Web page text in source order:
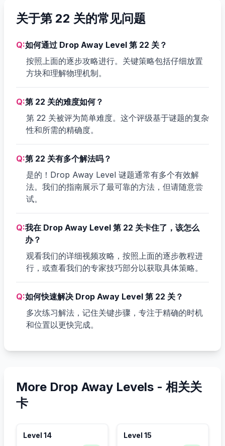
关于第 22 关的常见问题
Q:如何通过 Drop Away Level 第 22 关？
按照上面的逐步攻略进行。关键策略包括仔细放置
方块和理解物理机制。
Q:第 22 关的难度如何？
第 22 关被评为简单难度。这个评级基于谜题的复杂
性和所需的精确度。
Q:第 22 关有多个解法吗？
是的！Drop Away Level 谜题通常有多个有效解
法。我们的指南展示了最可靠的方法，但请随意尝
试。
Q:我在 Drop Away Level 第 22 关卡住了，该怎么
办？
观看我们的详细视频攻略，按照上面的逐步教程进
行，或查看我们的专家技巧部分以获取具体策略。
Q:如何快速解决 Drop Away Level 第 22 关？
多次练习解法，记住关键步骤，专注于精确的时机
和位置以更快完成。
More Drop Away Levels - 相关关
卡
Level 14 Level 15